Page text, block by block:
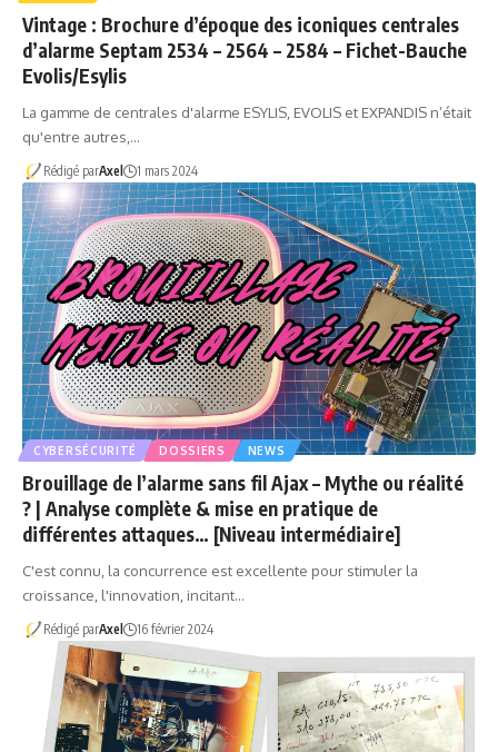
Vintage : Brochure d’époque des iconiques centrales
d’alarme Septam 2534 – 2564 – 2584 – Fichet-Bauche
Evolis/Esylis
La gamme de centrales d'alarme ESYLIS, EVOLIS et EXPANDIS n’était
qu'entre autres,…
Rédigé parAxel 1 mars 2024
CYBERSÉCURITÉ DOSSIERS NEWS
Brouillage de l’alarme sans fil Ajax – Mythe ou réalité
? | Analyse complète & mise en pratique de
différentes attaques… [Niveau intermédiaire]
C'est connu, la concurrence est excellente pour stimuler la
croissance, l'innovation, incitant…
Rédigé parAxel 16 février 2024